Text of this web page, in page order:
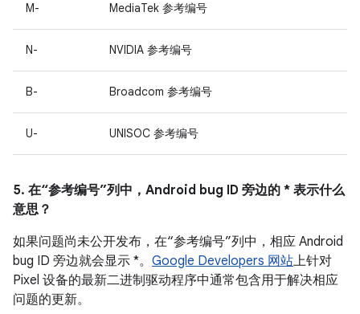
M- MediaTek 参考编号
N- NVIDIA 参考编号
B- Broadcom 参考编号
U- UNISOC 参考编号
5. 在“参考编号”列中，Android bug ID 旁边的 * 表示什么
意思？
如果问题尚未公开发布，在“参考编号”列中，相应 Android
bug ID 旁边就会显示 *。 Google Developers 网站上针对
Pixel 设备的最新二进制驱动程序中通常包含用于解决相应
问题的更新。